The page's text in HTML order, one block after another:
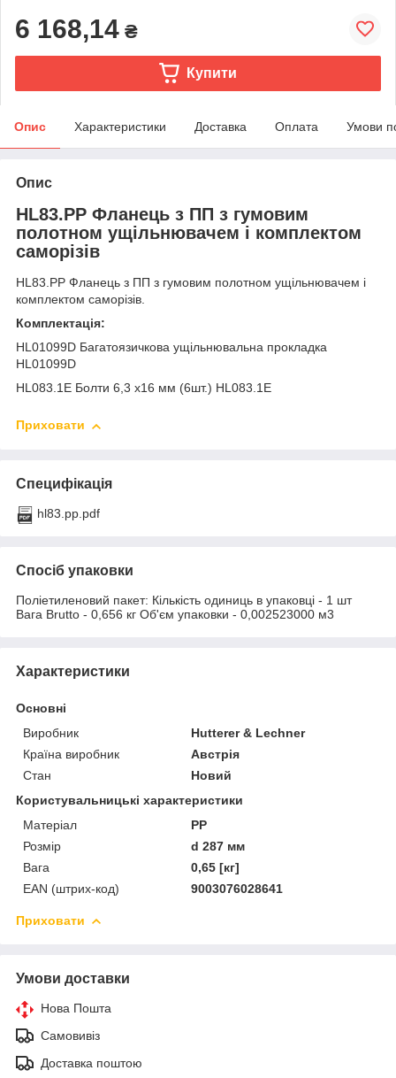
6 168,14 ₴
Купити
Опис Характеристики Доставка Оплата Умови
Опис
HL83.PP Фланець з ПП з гумовим
полотном ущільнювачем і комплектом
саморізів
HL83.PP Фланець з ПП з гумовим полотном ущільнювачем і
комплектом саморізів.
Комплектація:
HL01099D Багатоязичкова ущільнювальна прокладка
HL01099D
HL083.1E Болти 6,3 х16 мм (6шт.) HL083.1E
Приховати
Специфікація
hl83.pp.pdf
Спосіб упаковки
Поліетиленовий пакет: Кількість одиниць в упаковці - 1 шт
Вага Brutto - 0,656 кг Об'єм упаковки - 0,002523000 м3
Характеристики
Основні
Виробник
Hutterer & Lechner
Країна виробник
Австрія
Стан
Новий
Користувальницькі характеристики
Матеріал
PP
Розмір
d 287 мм
Вага
0,65 [кг]
EAN (штрих-код)
9003076028641
Приховати
Умови доставки
Нова Пошта
Самовивіз
Доставка поштою